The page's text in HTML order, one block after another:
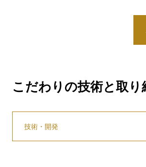
こだわりの技術と取り
技術・開発